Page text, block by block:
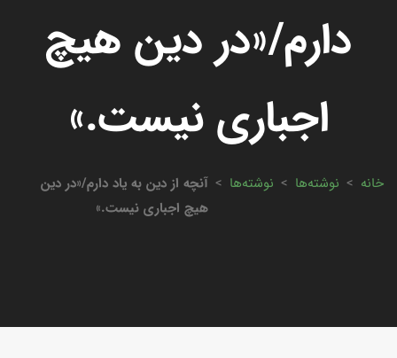
دارم/«در دین هیچ
اجباری نیست.»
خانه > نوشته‌ها > نوشته‌ها > آنچه از دین به یاد دارم/«در دین
هیچ اجباری نیست.»